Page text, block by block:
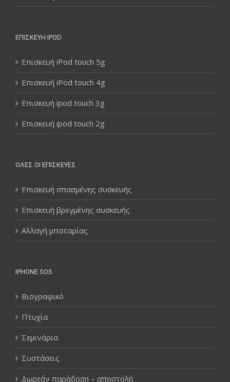
ΕΠΙΣΚΕΥΉ IPOD
Επισκευή iPod touch 5g
Επισκευή iPod touch 4g
Επισκευή ipod touch 3g
Επισκευή ipod touch 2g
ΌΛΕΣ ΟΙ ΕΠΙΣΚΕΥΈΣ
Επισκευή σπασμένης συσκευής
Επισκευή βρεγμένης συσκευής
Αλλαγή μπαταρίας
IPHONE SOS
Βιογραφικό
Πτυχία
Σεμινάρια
Συστάσεις
Δωρεάν παράδοση – αποστολή